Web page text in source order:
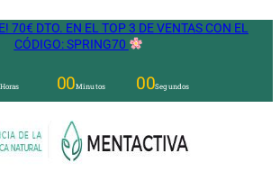
70€ DTO. EN EL TOP 3 DE VENTAS CON EL
CÓDIGO: SPRING70
Horas 00Minutos 00Segundos